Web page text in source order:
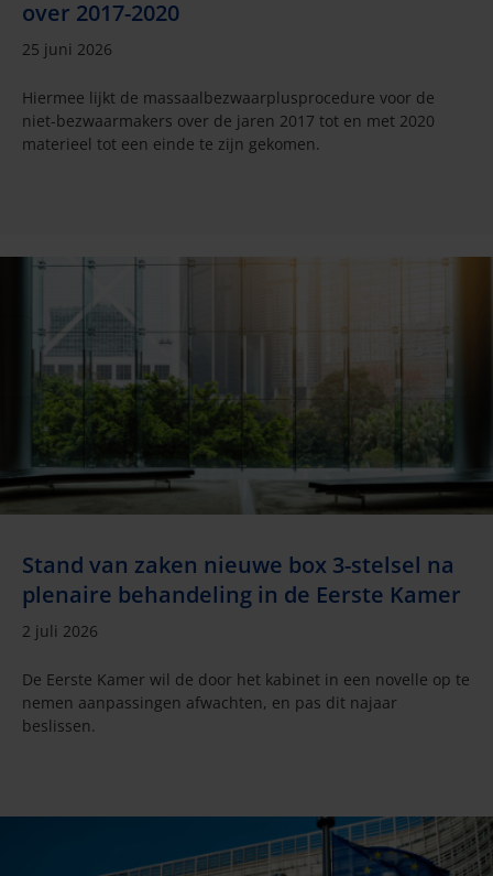
over 2017-2020
25 juni 2026
Hiermee lijkt de massaalbezwaarplusprocedure voor de
niet-bezwaarmakers over de jaren 2017 tot en met 2020
materieel tot een einde te zijn gekomen.
Stand van zaken nieuwe box 3-stelsel na
plenaire behandeling in de Eerste Kamer
2 juli 2026
De Eerste Kamer wil de door het kabinet in een novelle op te
nemen aanpassingen afwachten, en pas dit najaar
beslissen.